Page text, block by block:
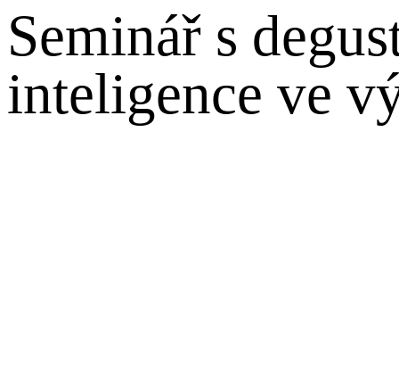
Seminář s
inteligence ve